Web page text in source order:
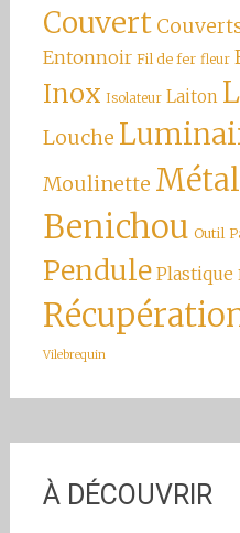
Couvert
Entonnoir Fil de fer fleur
Inox Isolateur Laiton
Louche
Moulinette Métal
Benichou Outil
Pendule Plastique
Vilebrequin
À DÉCOUVRIR